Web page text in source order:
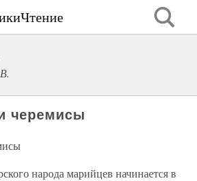
черемисы
народа марийцев начинается в